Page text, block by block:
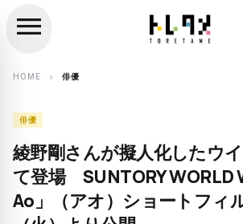
search
menu
HOME chevron_right 俳優
俳優
綾野剛さんが擬人化したウ
て登場 SUNTORY WORLD
Ao」（アオ）ショートフィ